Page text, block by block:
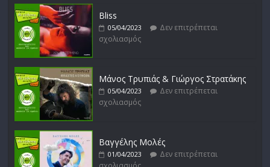
Bliss
05/04/2023
Δεν επιτρέπεται
σχολιασμός
Μάνος Τρυπιάς & Γιώργος Στρατάκης
05/04/2023
Δεν επιτρέπεται
σχολιασμός
Βαγγέλης Μολές
01/04/2023
Δεν επιτρέπεται